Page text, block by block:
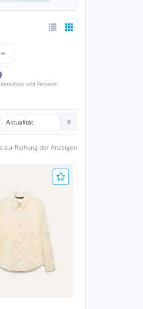
und Versand
zur Reihung der Anzeigen